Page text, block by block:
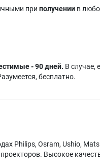
при получении в
- 90 дней. В случае,
бесплатно.
Philips, Osram, Ushio,
Высокое